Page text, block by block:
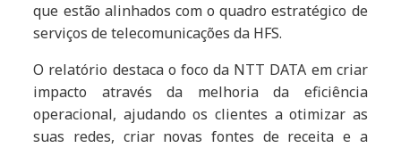
que estão alinhados com o quadro estratégico de
serviços de telecomunicações da HFS.
O relatório destaca o foco da NTT DATA em criar
impacto através da melhoria da eficiência
operacional, ajudando os clientes a otimizar as
suas redes, criar novas fontes de receita e a